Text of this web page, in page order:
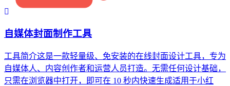
自媒体封面制作工具
工具简介这是一款轻量级、免安装的在线封面设计工具，专为
自媒体人、内容创作者和运营人员打造。无需任何设计基础，
只需在浏览器中打开，即可在 10 秒内快速生成适用于小红